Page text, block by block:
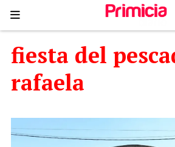
fiesta del
rafaela